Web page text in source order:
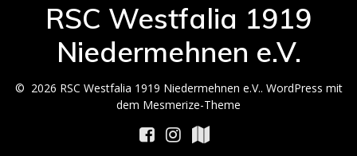
RSC Westfalia 1919
Niedermehnen e.V.
© 2026 RSC Westfalia 1919 Niedermehnen e.V.. WordPress mit
dem Mesmerize-Theme